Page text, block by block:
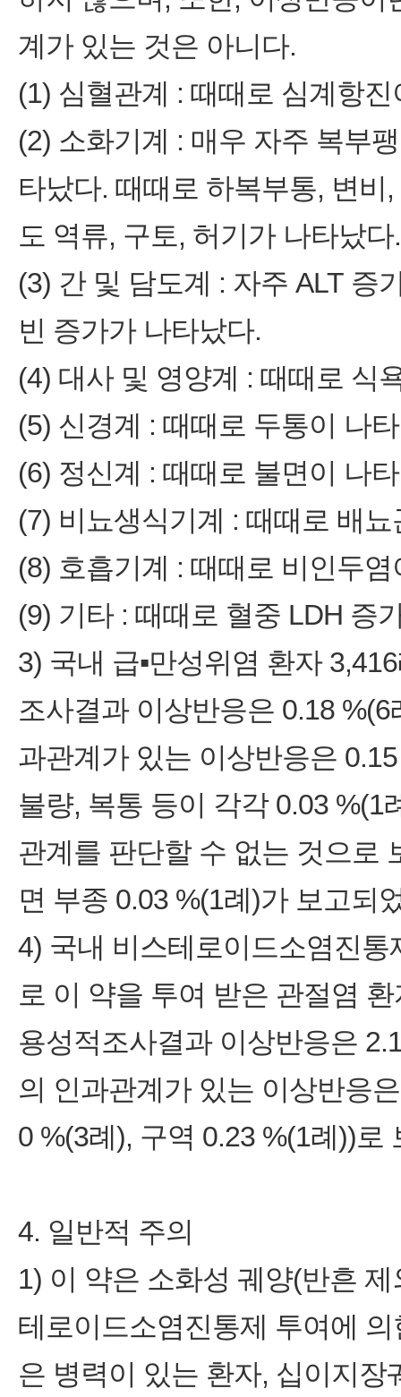
계가 있는 것은 아니다.
(1) 심혈관계 : 때때로 심계항
(2) 소화기계 : 매우 자주 복부
타났다. 때때로 하복부통, 변
도 역류, 구토, 허기가 나타났다.
(3) 간 및 담도계 : 자주 ALT 증
빈 증가가 나타났다.
(4) 대사 및 영양계 : 때때로 식
(5) 신경계 : 때때로 두통이 나
(6) 정신계 : 때때로 불면이 나
(7) 비뇨생식기계 : 때때로 배
(8) 호흡기계 : 때때로 비인두
(9) 기타 : 때때로 혈중 LDH 증
3) 국내 급▪만성위염 환자
조사결과 이상반응은 0.18
과관계가 있는 이상반응은
불량, 복통 등이 각각 0.03 %(1
관계를 판단할 수 없는 것으로
면 부종 0.03 %(1례)가 보고되
4) 국내 비스테로이드소염진
로 이 약을 투여 받은 관절염
용성적조사결과 이상반응은
의 인과관계가 있는 이상반응
0 %(3례), 구역 0.23 %(1례))로
4. 일반적 주의
1) 이 약은 소화성 궤양(반흔
테로이드소염진통제 투여에
은 병력이 있는 환자, 십이지